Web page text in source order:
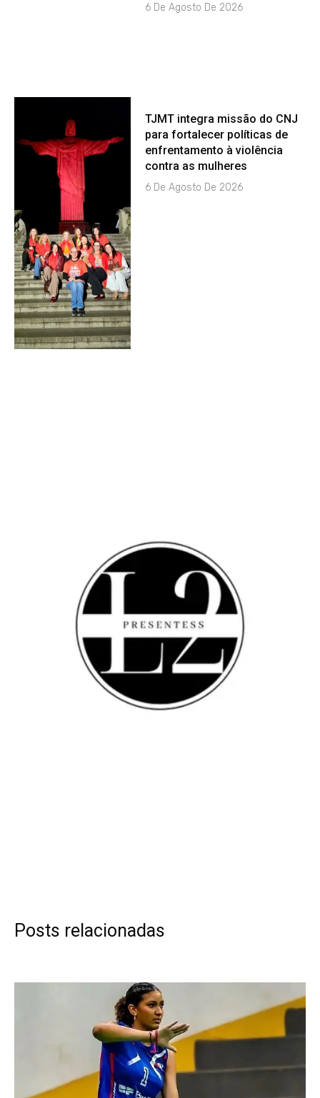
6 De Agosto De 2026
TJMT integra missão do CNJ
para fortalecer políticas de
enfrentamento à violência
contra as mulheres
6 De Agosto De 2026
Posts relacionadas